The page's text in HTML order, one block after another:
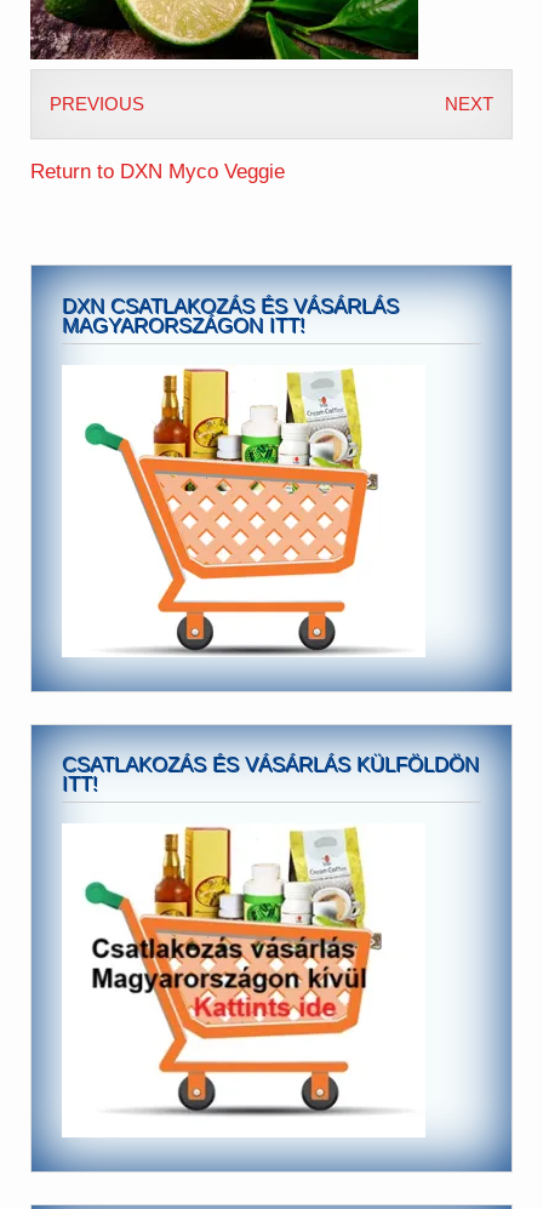
PREVIOUS NEXT
Return to DXN Myco Veggie
DXN CSATLAKOZÁS ÉS VÁSÁRLÁS
MAGYARORSZÁGON ITT!
CSATLAKOZÁS ÉS VÁSÁRLÁS KÜLFÖLDÖN
ITT!